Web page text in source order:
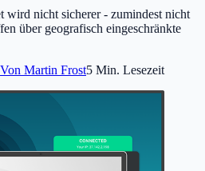
wird nicht sicherer - zumindest nicht
über geografisch eingeschränkte
Von Martin Frost5 Min. Lesezeit